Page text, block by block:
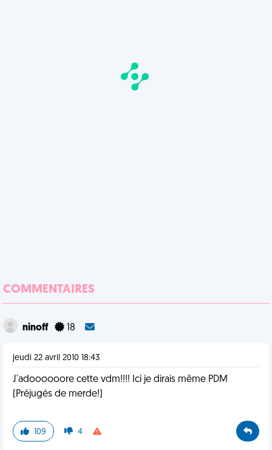
COMMENTAIRES
ninoff 18
jeudi 22 avril 2010 18:43
J'adoooooore cette vdm!!!! Ici je dirais même PDM
(Préjugés de merde!)
109 4